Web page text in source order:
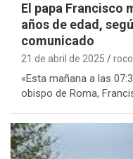
El papa Francisco
años de edad,
comunicado
21 de abril de 2025
«Esta mañana a las
obispo de Roma,